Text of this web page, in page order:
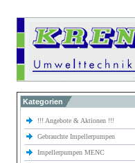
Kategorien
!!! Angebote & Aktionen !!!
Gebrauchte Impellerpumpen
Impellerpumpen MENC